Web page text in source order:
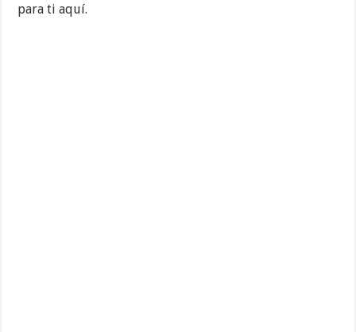
para ti aquí.